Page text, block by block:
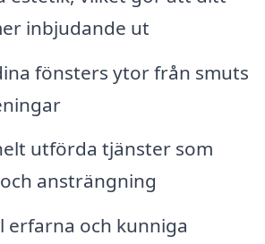
inbjudande ut
fönsters ytor från smuts
utförda tjänster som
ansträngning
erfarna och kunniga